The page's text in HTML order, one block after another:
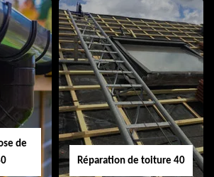
Peinture sur tuile
40
de
Réparation de toiture 40